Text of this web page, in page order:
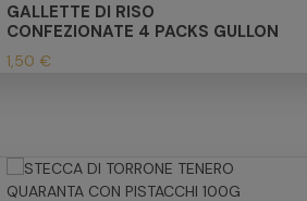
GALLETTE DI RISO
CONFEZIONATE 4 PACKS GULLON
1,50 €